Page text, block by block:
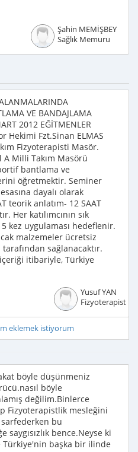
Şahin MEMİŞBEY
Sağlık Memuru
VE BANDAJLAMA
2012 EĞİTMENLER
Hekimi Fzt.Sinan ELMAS
Fizyoterapisti Masör.
A Milli Takım Masörü
bantlama ve
öğretmektir. Seminer
dayalı olarak
teorik anlatım- 12 SAAT
Her katılımcının sık
kez uygulaması hedeflenir.
malzemeler ücretsiz
sağlanacaktır.
itibariyle, Türkiye
Yusuf YAN
Fizyoterapist
eklemek istiyorum
böyle düşünmeniz
böyle
değilim.Binlerce
Fizyoterapistlik mesleğini
bu
saygısızlık bence.Neyse ki
başka bir ilinde